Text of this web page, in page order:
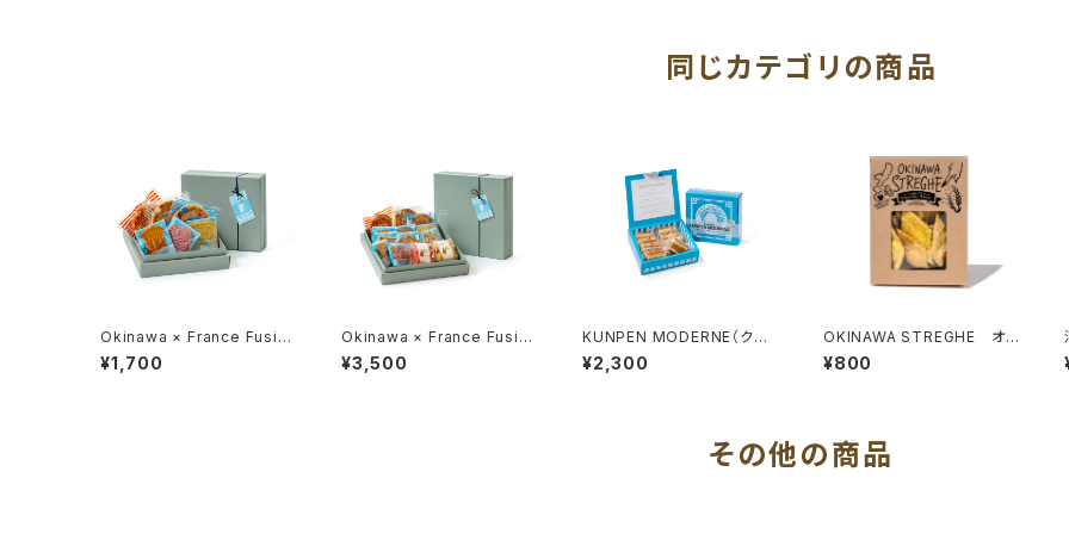
同じカテゴリの商品
Okinawa × France Fusion
Collection a
¥1,700
Okinawa × France Fusion
Collection c
¥3,500
KUNPEN MODERNE（クン
ペンモダン）
¥2,300
OKINAWA STREGHE オキ
ナワウコン&カレークラッカー
¥800
その他の商品